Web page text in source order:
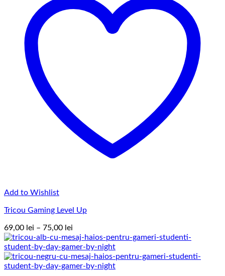
Add to Wishlist
Tricou Gaming Level Up
69,00 lei – 75,00 lei
de
prețuri:
69,00 lei
până